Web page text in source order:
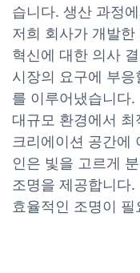
습니다. 생산 과정
저희 회사가 개발
혁신에 대한 의사
시장의 요구에 부
를 이루어냈습니다.
대규모 환경에서
크리에이션 공간에
인은 빛을 고르게
조명을 제공합니다
효율적인 조명이